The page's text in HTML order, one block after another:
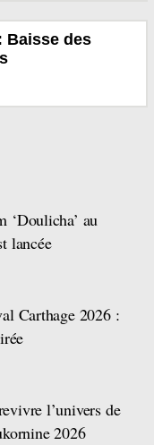
Baisse des
‘Doulicha’ au
lancée
Carthage 2026 :
l’univers de
2026